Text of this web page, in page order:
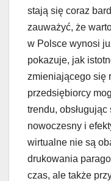
stają się coraz
zauważyć, że
w Polsce wynosi
pokazuje, jak
zmieniającego się
przedsiębiorcy
trendu,
nowoczesny i
wirtualne nie są
drukowania
czas, ale także